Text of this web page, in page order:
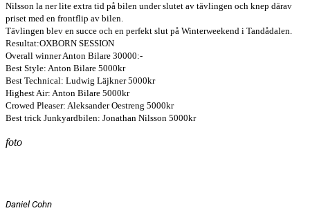
Nilsson la ner lite extra tid på bilen under slutet av tävlingen och knep därav
priset med en frontflip av bilen.
Tävlingen blev en succe och en perfekt slut på Winterweekend i Tandådalen.
Resultat:OXBORN SESSION
Overall winner Anton Bilare 30000:-
Best Style: Anton Bilare 5000kr
Best Technical: Ludwig Läjkner 5000kr
Highest Air: Anton Bilare 5000kr
Crowed Pleaser: Aleksander Oestreng 5000kr
Best trick Junkyardbilen: Jonathan Nilsson 5000kr
foto
Daniel Cohn